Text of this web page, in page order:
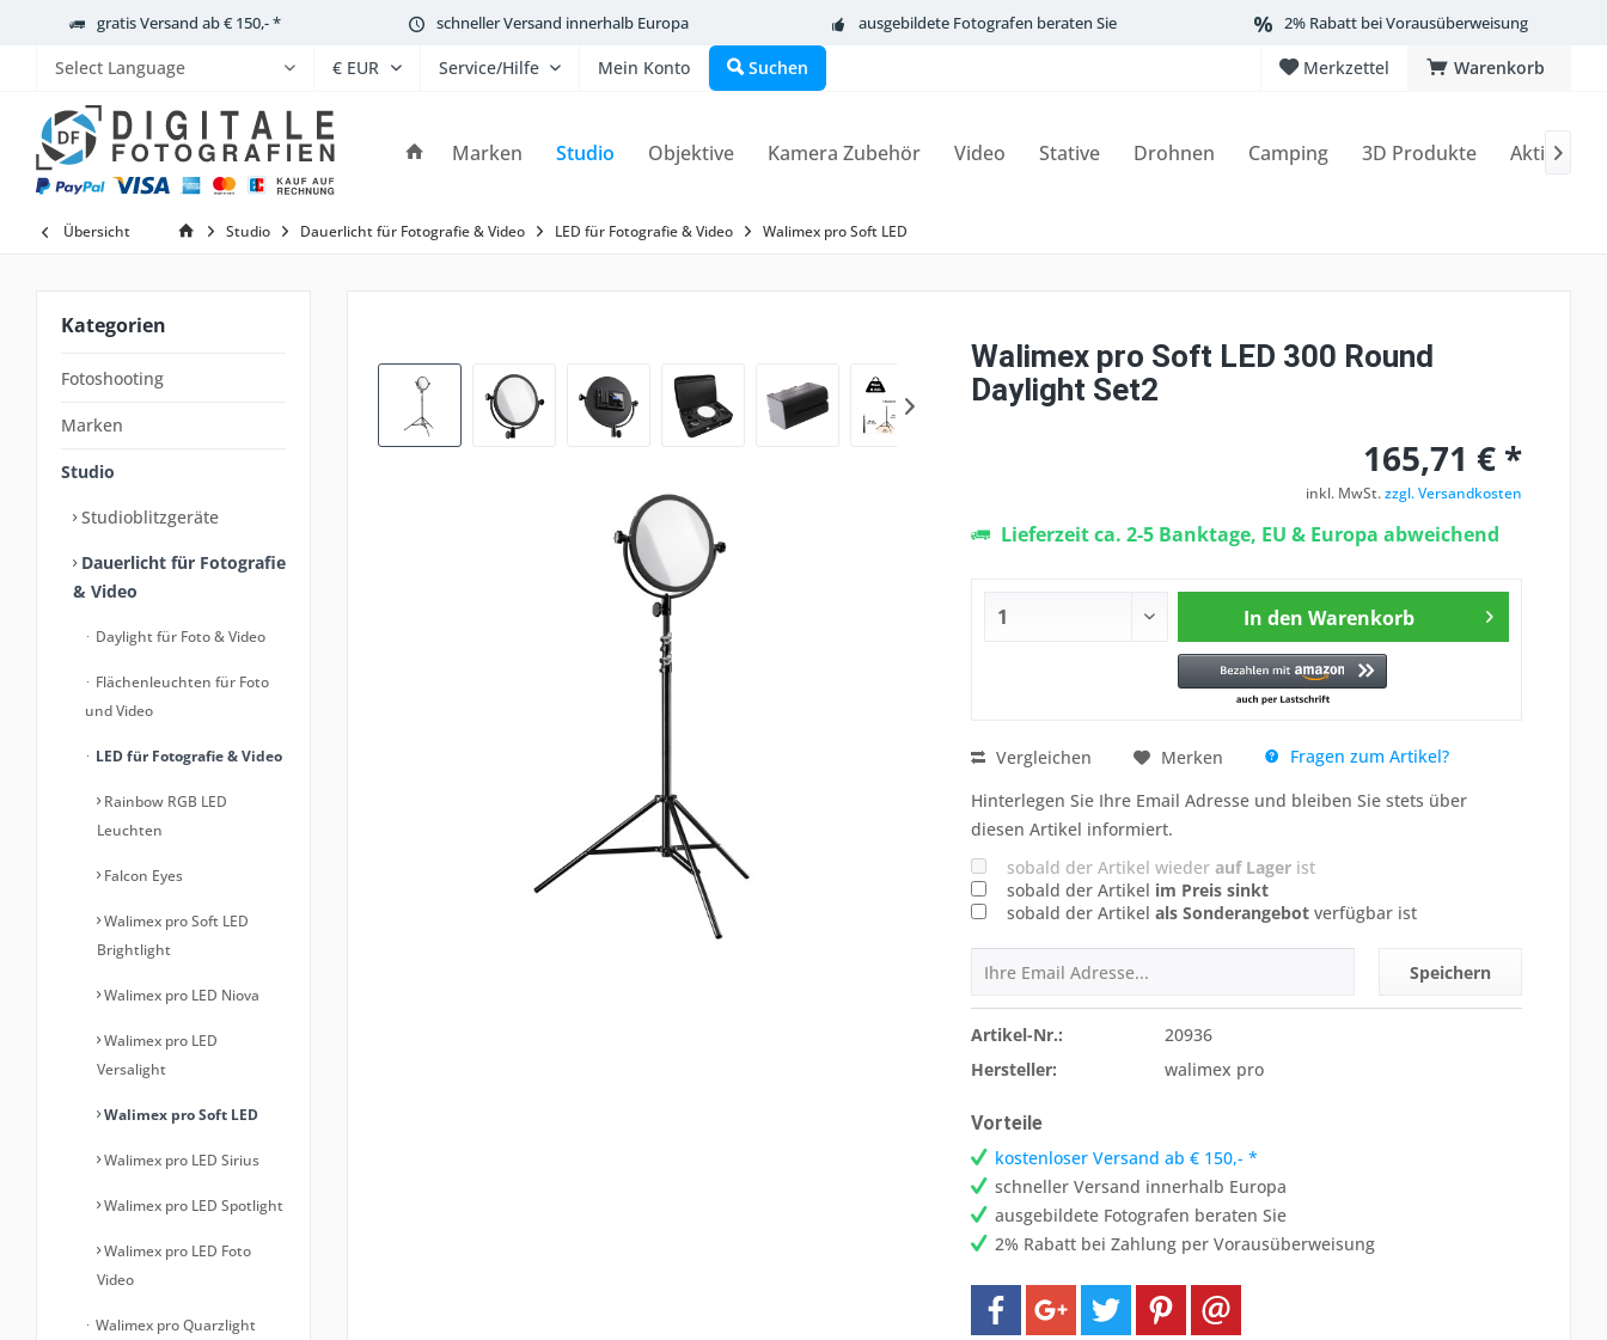
gratis Versand ab € 150,- * schneller Versand innerhalb Europa ausgebildete Fotografen beraten Sie 2% Rabatt bei Vorausüberweisung
Powered by
Warenkorb
Merkzettel
Service/Hilfe Mein Konto Suchen
Marken Studio Objektive Kamera Zubehör Video Stative Drohnen Camping 3D Produkte Aktionen

Übersicht Studio Dauerlicht für Fotografie & Video LED für Fotografie & Video Walimex pro Soft LED
Kategorien
Fotoshooting
Marken
Studio
Studioblitzgeräte
Dauerlicht für Fotografie
& Video
Daylight für Foto & Video
Flächenleuchten für Foto
und Video
LED für Fotografie & Video
Rainbow RGB LED
Leuchten
Falcon Eyes
Walimex pro Soft LED
Brightlight
Walimex pro LED Niova
Walimex pro LED
Versalight
Walimex pro Soft LED
Walimex pro LED Sirius
Walimex pro LED Spotlight
Walimex pro LED Foto
Video
Walimex pro Quarzlight
Walimex pro Soft LED 300 Round
Daylight Set2
165,71 € *
inkl. MwSt.zzgl. Versandkosten
Lieferzeit ca. 2-5 Banktage, EU & Europa abweichend
In den Warenkorb
Vergleichen Merken
Fragen zum Artikel?
Hinterlegen Sie Ihre Email Adresse und bleiben Sie stets über
diesen Artikel informiert.
sobald der Artikel wieder auf Lagerist
sobald der Artikel im Preis sinkt
sobald der Artikel als Sonderangebotverfügbar ist
Speichern
Artikel-Nr.:
20936
Hersteller:
walimex pro
Vorteile
kostenloser Versand ab € 150,- *
schneller Versand innerhalb Europa
ausgebildete Fotografen beraten Sie
2% Rabatt bei Zahlung per Vorausüberweisung